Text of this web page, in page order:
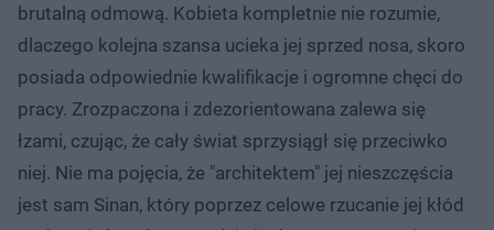
brutalną odmową. Kobieta kompletnie nie rozumie,
dlaczego kolejna szansa ucieka jej sprzed nosa, skoro
posiada odpowiednie kwalifikacje i ogromne chęci do
pracy. Zrozpaczona i zdezorientowana zalewa się
łzami, czując, że cały świat sprzysiągł się przeciwko
niej. Nie ma pojęcia, że "architektem" jej nieszczęścia
jest sam Sinan, który poprzez celowe rzucanie jej kłód